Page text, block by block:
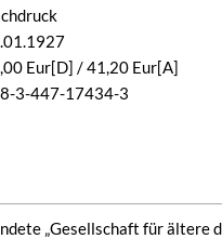
Eur[D] / 41,20 Eur[A]
3-447-17434-3
„Gesellschaft für ältere